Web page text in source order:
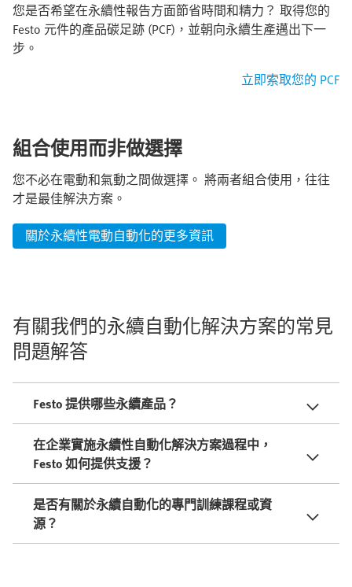
您是否希望在永續性報告方面節省時間和精力？ 取得您的
Festo 元件的產品碳足跡 (PCF)，並朝向永續生產邁出下一
步。​
立即索取您的 PCF
組合使用而非做選擇
您不必在電動和氣動之間做選擇。 將兩者組合使用，往往
才是最佳解決方案。
關於永續性電動自動化的更多資訊
有關我們的永續自動化解決方案的常見
問題解答
Festo 提供哪些永續產品？
在企業實施永續性自動化解決方案過程中，
Festo 如何提供支援？
是否有關於永續自動化的專門訓練課程或資
源？